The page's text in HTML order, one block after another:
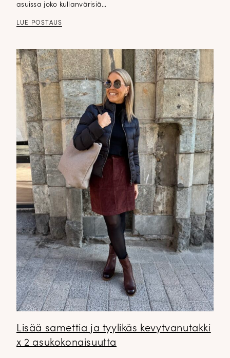
asuissa joko kullanvärisiä…
LUE POSTAUS
Lisää samettia ja tyylikäs kevytvanutakki
x 2 asukokonaisuutta